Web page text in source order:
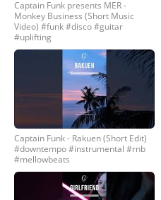
Captain Funk presents MER -
Monkey Business (Short Music
Video) #funk #disco #guitar
#uplifting
Captain Funk - Rakuen (Short Edit)
#downtempo #instrumental #rnb
#mellowbeats